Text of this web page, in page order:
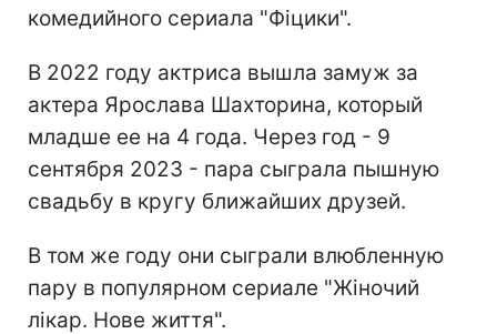
комедийного сериала "Фіцики".
В 2022 году актриса вышла замуж за
актера Ярослава Шахторина, который
младше ее на 4 года. Через год - 9
сентября 2023 - пара сыграла пышную
свадьбу в кругу ближайших друзей.
В том же году они сыграли влюбленную
пару в популярном сериале "Жіночий
лікар. Нове життя".